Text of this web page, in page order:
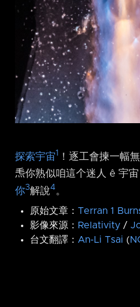
探索宇宙1
！逐工會揀一幅
𤆬你熟似咱這个迷人 ê 宇
你3解說4 。
原始文章： Terran 1
影像來源： Relativity /
台文翻譯： An-Li Tsai (